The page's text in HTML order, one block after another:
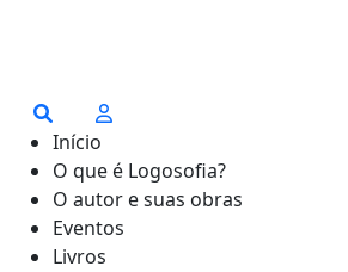
Início
O que é Logosofia?
O autor e suas obras
Eventos
Livros